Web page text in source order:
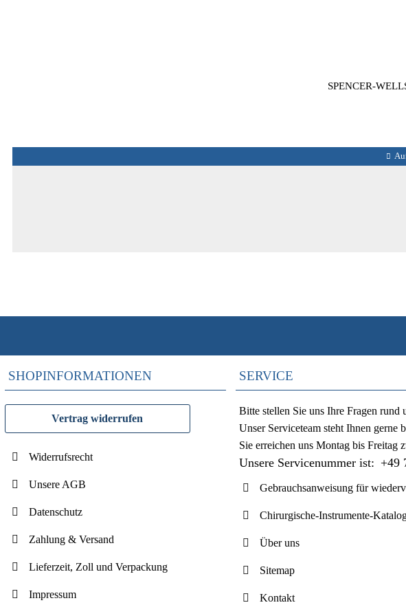
SPENCER-
SHOPINFORMATIONEN
Vertrag widerrufen
Widerrufsrecht
Unsere AGB
Datenschutz
Zahlung & Versand
Lieferzeit, Zoll und Verpackung
Impressum
SERVICE
Bitte stellen Sie uns Ihre Fragen
Unser Serviceteam steht Ihnen gerne
Sie erreichen uns Montag bis Freitag
Unsere Servicenummer ist: +49
Gebrauchsanweisung für
Chirurgische-Instrumente-
Über uns
Sitemap
Kontakt